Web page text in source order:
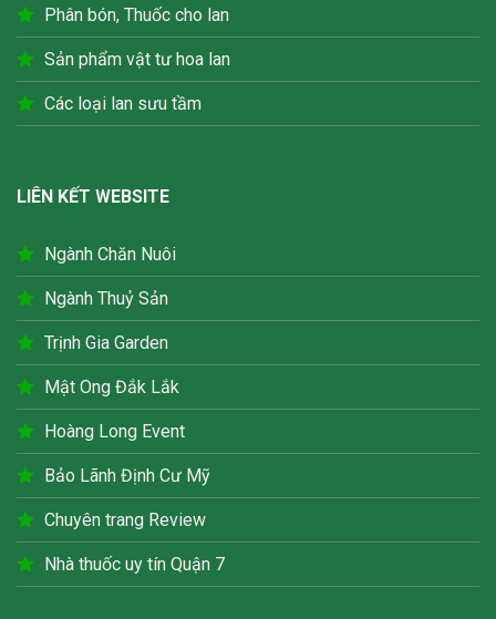
Phân bón, Thuốc cho lan
Sản phẩm vật tư hoa lan
Các loại lan sưu tầm
LIÊN KẾT WEBSITE
Ngành Chăn Nuôi
Ngành Thuỷ Sản
Trịnh Gia Garden
Mật Ong Đắk Lắk
Hoàng Long Event
Bảo Lãnh Định Cư Mỹ
Chuyên trang Review
Nhà thuốc uy tín Quận 7